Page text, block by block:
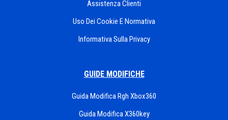
Assistenza Clienti
Uso Dei Cookie E Normativa
Informativa Sulla Privacy
GUIDE MODIFICHE
Guida Modifica Rgh Xbox360
Guida Modifica X360key